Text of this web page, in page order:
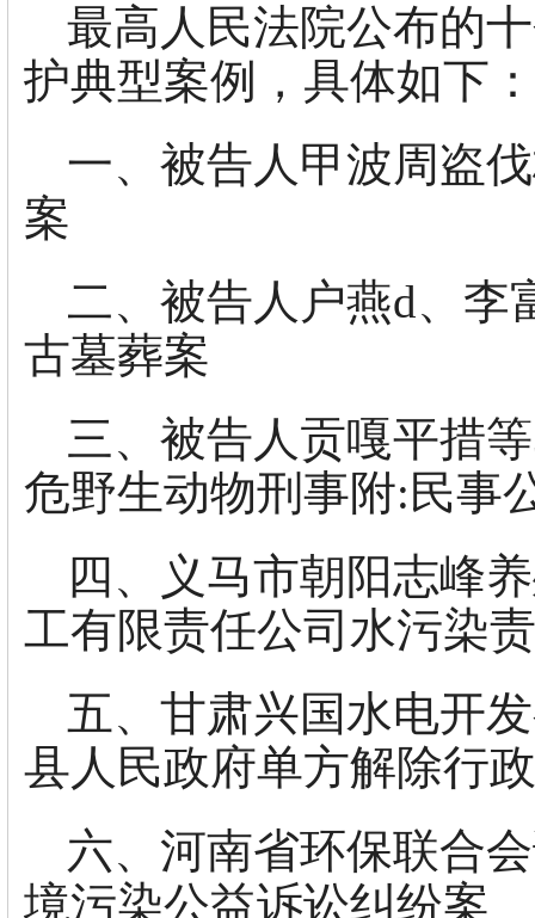
最高人民法院公布的
护典型案例，具体如下：
一、被告人甲波周盗
案
二、被告人户燕d、李
古墓葬案
三、被告人贡嘎平措
危野生动物刑事附:民事
四、义马市朝阳志峰
工有限责任公司水污染
五、甘肃兴国水电开
县人民政府单方解除行
六、河南省环保联合
境污染公益诉讼纠纷案